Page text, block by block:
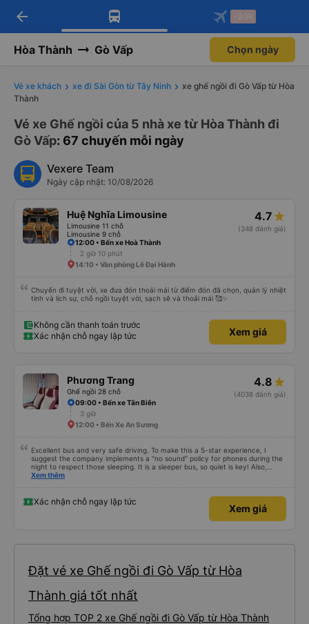
Tải app Vexere ngay!
Nhận ưu đãi thành viên độc
Mở app
Tải app Vexere
-30k/ghế khi đặt vé máy bay qua
Mở app
arrow_back -30k
Hòa Thành Gò Vấp Chọn ngày
Vé xe khách xe đi Sài Gòn từ Tây Ninh
xe ghế ngồi đi Gò Vấp từ Hòa
Thành
Vé xe Ghế ngồi của 5 nhà xe từ Hòa Thành đi
Gò Vấp: 67 chuyến mỗi ngày
Vexere Team
Ngày cập nhật: 10/08/2026
Huệ Nghĩa Limousine
Limousine 11 chỗ
Limousine 9 chỗ
4.7
(348 đánh giá)
12:00 • Bến xe Hoà Thành
2 giờ 10 phút
14:10 • Văn phòng Lê Đại Hành
Chuyến đi tuyệt vời, xe đưa đón thoải mái từ điểm đón đã chọn, quản lý nhiệt
tình và lịch sự, chỗ ngồi tuyệt vời, sạch sẽ và thoải mái 🥰✨
Không cần thanh toán trước
Xác nhận chỗ ngay lập tức
Xem giá
Phương Trang
Ghế ngồi 28 chỗ
4.8
(4038 đánh giá)
09:00 • Bến xe Tân Biên
3 giờ
12:00 • Bến Xe An Sương
Excellent bus and very safe driving. To make this a 5-star experience, I
suggest the company implements a "no sound" policy for phones during the
night to respect those sleeping. It is a sleeper bus, so quiet is key! Also,
please display the Wi-Fi password clearly inside the cabin for convenience. I
quy định rõ ràng về việc giữ im lặng (tắt âm thanh điện thoại) vào ban đêm
để tránh làm phiền hành khách khác ngủ. Ngoài ra, nhà xe nên dán sẵn mật
khẩu Wi-Fi trong xe để hành khách dễ dàng sử dụng. Tôi vẫn sẽ tiếp tục ủng
Xem thêm
Xác nhận chỗ ngay lập tức
Xem giá
Đặt vé xe Ghế ngồi đi Gò Vấp từ Hòa
Thành giá tốt nhất
Tổng hợp TOP 2 xe Ghế ngồi đi Gò Vấp từ Hòa Thành